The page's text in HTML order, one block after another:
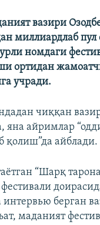
вазири
миллиардлаб пул
номдаги
ортидан
учради.
чиққан
яна айримлар
қолиш”да айблади.
“Шарқ
интервью берган
маданият